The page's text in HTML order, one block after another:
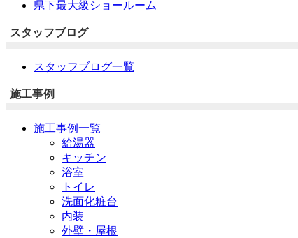
県下最大級ショールーム
スタッフブログ
スタッフブログ一覧
施工事例
施工事例一覧
給湯器
キッチン
浴室
トイレ
洗面化粧台
内装
外壁・屋根